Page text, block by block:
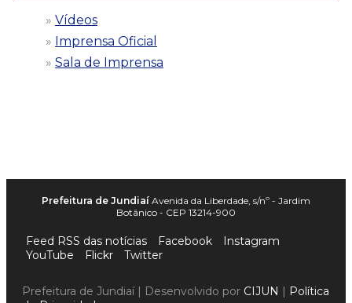
Vídeos
Imprensa Oficial
Sala de Imprensa
Prefeitura de Jundiaí Avenida da Liberdade, s/nº - Jardim
Botânico - CEP 13214-900
Feed RSS das notícias Facebook
Instagram
YouTube
Flickr Twitter
Prefeitura de Jundiaí | Desenvolvido por CIJUN | Política